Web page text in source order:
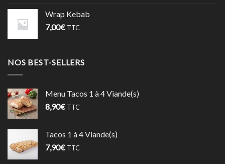
Wrap Kebab
7,00€ TTC
NOS BEST-SELLERS
Menu Tacos 1 à 4 Viande(s)
8,90€ TTC
Tacos 1 à 4 Viande(s)
7,90€ TTC